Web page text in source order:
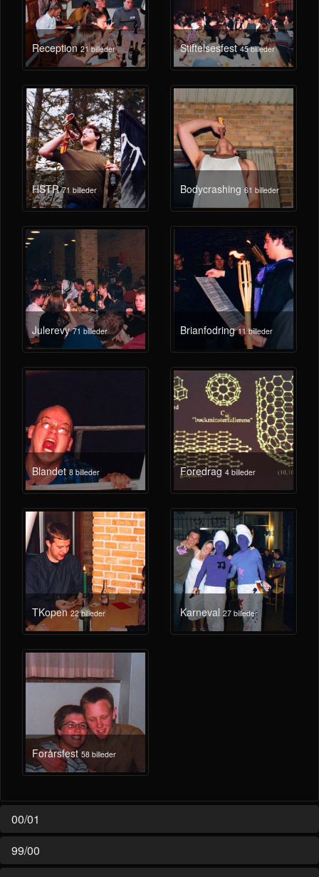
Reception21 billeder Stiftelsesfest45 billeder
HSTR71 billeder Bodycrashing 61 billeder
Julerevy71 billeder Brianfodring11 billeder
Blandet8 billeder Foredrag 4 billeder
TKopen22 billeder Karneval27 billeder
Forårsfest 58 billeder
00/01
99/00